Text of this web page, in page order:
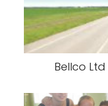
Bellco